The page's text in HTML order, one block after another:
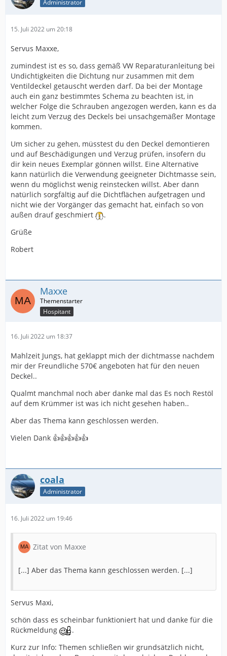
Administrator
15. Juli 2022 um 20:18
Servus Maxxe,
zumindest ist es so, dass gemäß VW Reparaturanleitung bei
Undichtigkeiten die Dichtung nur zusammen mit dem
Ventildeckel getauscht werden darf. Da bei der Montage
auch ein ganz bestimmtes Schema zu beachten ist, in
welcher Folge die Schrauben angezogen werden, kann es da
leicht zum Verzug des Deckels bei unsachgemäßer Montage
kommen.
Um sicher zu gehen, müsstest du den Deckel demontieren
und auf Beschädigungen und Verzug prüfen, insofern du
dir kein neues Exemplar gönnen willst. Eine Alternative
kann natürlich die Verwendung geeigneter Dichtmasse sein,
wenn du möglichst wenig reinstecken willst. Aber dann
natürlich sorgfältig auf die Dichtflächen aufgetragen und
nicht wie der Vorgänger das gemacht hat, einfach so von
außen drauf geschmiert
.
Grüße
Robert
Maxxe
Hospitant
16. Juli 2022 um 18:37
Mahlzeit Jungs, hat geklappt mich der dichtmasse nachdem
mir der Freundliche 570€ angeboten hat für den neuen
Deckel..
Qualmt manchmal noch aber danke mal das Es noch Restöl
auf dem Krümmer ist was ich nicht gesehen haben..
Aber das Thema kann geschlossen werden.
Vielen Dank 👍👍👍👍👍
coala
Administrator
16. Juli 2022 um 19:46
Zitat von Maxxe
[...] Aber das Thema kann geschlossen werden. [...]
Servus Maxi,
schön dass es scheinbar funktioniert hat und danke für die
Rückmeldung
.
Kurz zur Info: Themen schließen wir grundsätzlich nicht,